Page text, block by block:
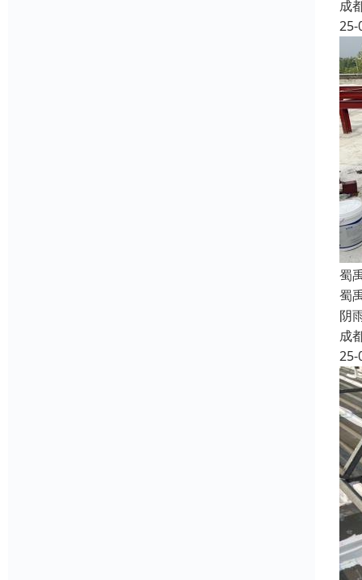
成
25-
蜀
蜀
阴
成
25-